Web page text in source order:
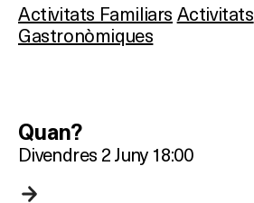
Activitats Familiars Activitats
Gastronòmiques
Quan?
Divendres 2 Juny 18:00